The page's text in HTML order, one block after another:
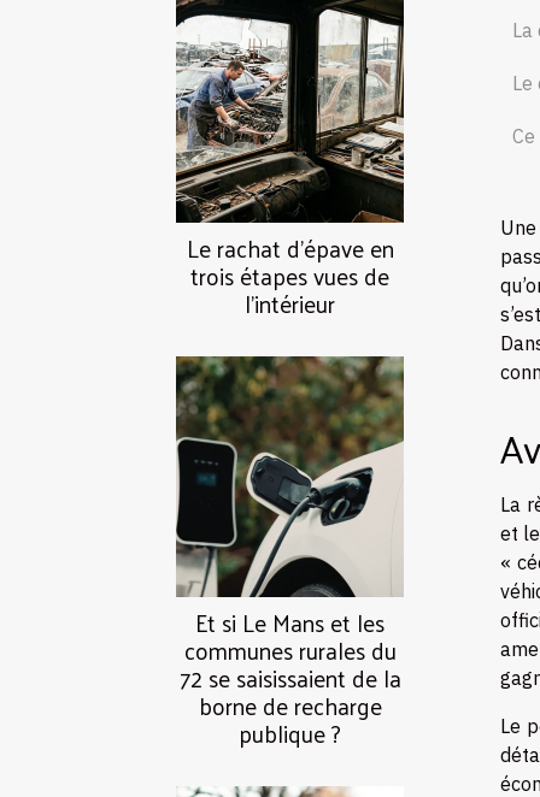
Le rachat d’épave en
trois étapes vues de
l’intérieur
Et si Le Mans et les
communes rurales du
72 se saisissaient de la
borne de recharge
publique ?
La
Le
La
et
«
Le